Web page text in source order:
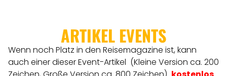
ARTIKEL EVENTS
Wenn noch Platz in den Reisemagazine ist, kann
auch einer dieser Event-Artikel (Kleine Version ca. 200